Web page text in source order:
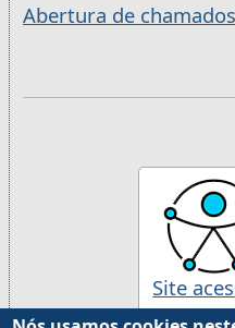
Abertura de chamados
Site